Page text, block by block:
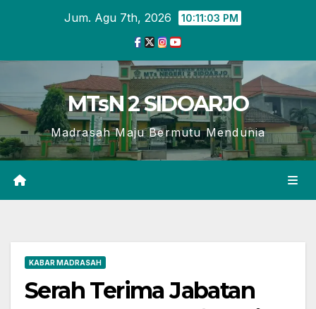
Jum. Agu 7th, 2026 10:11:04 PM
MTsN 2 SIDOARJO
Madrasah Maju Bermutu Mendunia
KABAR MADRASAH
Serah Terima Jabatan